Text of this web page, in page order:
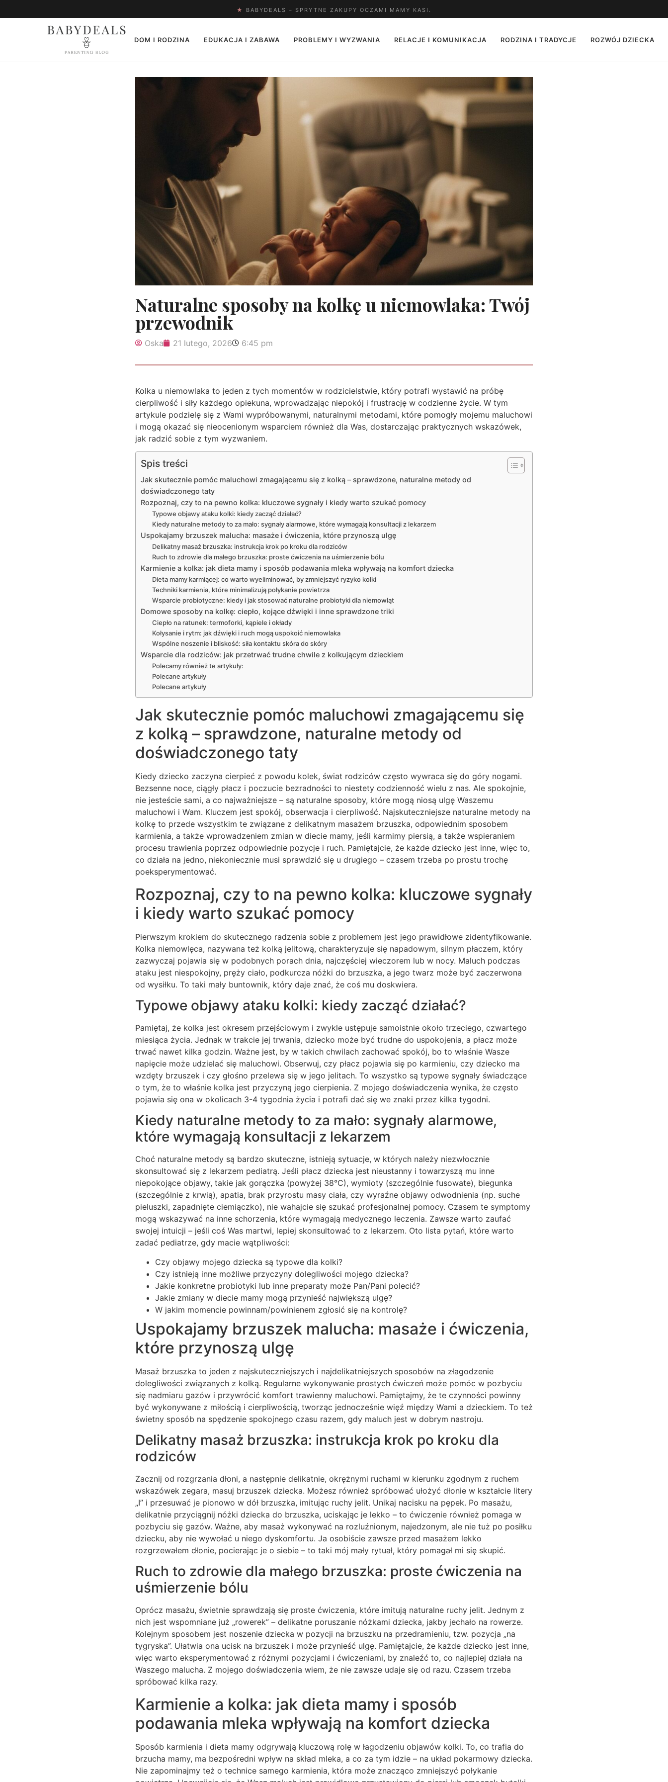
★ BABYDEALS – SPRYTNE ZAKUPY OCZAMI MAMY KASI.
DOM I RODZINA EDUKACJA I ZABAWA PROBLEMY I WYZWANIA RELACJE I KOMUNIKACJA RODZINA I TRADYCJE ROZWÓJ DZIECKA
Naturalne sposoby na kolkę u niemowlaka: Twój
przewodnik
Oska 21 lutego, 2026 6:45 pm
Kolka u niemowlaka to jeden z tych momentów w rodzicielstwie, który potrafi wystawić na próbę
cierpliwość i siły każdego opiekuna, wprowadzając niepokój i frustrację w codzienne życie. W tym
artykule podzielę się z Wami wypróbowanymi, naturalnymi metodami, które pomogły mojemu maluchowi
i mogą okazać się nieocenionym wsparciem również dla Was, dostarczając praktycznych wskazówek,
jak radzić sobie z tym wyzwaniem.
Spis treści
Jak skutecznie pomóc maluchowi zmagającemu się z kolką – sprawdzone, naturalne metody od
doświadczonego taty
Rozpoznaj, czy to na pewno kolka: kluczowe sygnały i kiedy warto szukać pomocy
Typowe objawy ataku kolki: kiedy zacząć działać?
Kiedy naturalne metody to za mało: sygnały alarmowe, które wymagają konsultacji z lekarzem
Uspokajamy brzuszek malucha: masaże i ćwiczenia, które przynoszą ulgę
Delikatny masaż brzuszka: instrukcja krok po kroku dla rodziców
Ruch to zdrowie dla małego brzuszka: proste ćwiczenia na uśmierzenie bólu
Karmienie a kolka: jak dieta mamy i sposób podawania mleka wpływają na komfort dziecka
Dieta mamy karmiącej: co warto wyeliminować, by zmniejszyć ryzyko kolki
Techniki karmienia, które minimalizują połykanie powietrza
Wsparcie probiotyczne: kiedy i jak stosować naturalne probiotyki dla niemowląt
Domowe sposoby na kolkę: ciepło, kojące dźwięki i inne sprawdzone triki
Ciepło na ratunek: termoforki, kąpiele i okłady
Kołysanie i rytm: jak dźwięki i ruch mogą uspokoić niemowlaka
Wspólne noszenie i bliskość: siła kontaktu skóra do skóry
Wsparcie dla rodziców: jak przetrwać trudne chwile z kolkującym dzieckiem
Polecamy również te artykuły:
Polecane artykuły
Polecane artykuły
Jak skutecznie pomóc maluchowi zmagającemu się
z kolką – sprawdzone, naturalne metody od
doświadczonego taty
Kiedy dziecko zaczyna cierpieć z powodu kolek, świat rodziców często wywraca się do góry nogami.
Bezsenne noce, ciągły płacz i poczucie bezradności to niestety codzienność wielu z nas. Ale spokojnie,
nie jesteście sami, a co najważniejsze – są naturalne sposoby, które mogą niosą ulgę Waszemu
maluchowi i Wam. Kluczem jest spokój, obserwacja i cierpliwość. Najskuteczniejsze naturalne metody na
kolkę to przede wszystkim te związane z delikatnym masażem brzuszka, odpowiednim sposobem
karmienia, a także wprowadzeniem zmian w diecie mamy, jeśli karmimy piersią, a także wspieraniem
procesu trawienia poprzez odpowiednie pozycje i ruch. Pamiętajcie, że każde dziecko jest inne, więc to,
co działa na jedno, niekoniecznie musi sprawdzić się u drugiego – czasem trzeba po prostu trochę
poeksperymentować.
Rozpoznaj, czy to na pewno kolka: kluczowe sygnały
i kiedy warto szukać pomocy
Pierwszym krokiem do skutecznego radzenia sobie z problemem jest jego prawidłowe zidentyfikowanie.
Kolka niemowlęca, nazywana też kolką jelitową, charakteryzuje się napadowym, silnym płaczem, który
zazwyczaj pojawia się w podobnych porach dnia, najczęściej wieczorem lub w nocy. Maluch podczas
ataku jest niespokojny, pręży ciało, podkurcza nóżki do brzuszka, a jego twarz może być zaczerwona
od wysiłku. To taki mały buntownik, który daje znać, że coś mu doskwiera.
Typowe objawy ataku kolki: kiedy zacząć działać?
Pamiętaj, że kolka jest okresem przejściowym i zwykle ustępuje samoistnie około trzeciego, czwartego
miesiąca życia. Jednak w trakcie jej trwania, dziecko może być trudne do uspokojenia, a płacz może
trwać nawet kilka godzin. Ważne jest, by w takich chwilach zachować spokój, bo to właśnie Wasze
napięcie może udzielać się maluchowi. Obserwuj, czy płacz pojawia się po karmieniu, czy dziecko ma
wzdęty brzuszek i czy głośno przelewa się w jego jelitach. To wszystko są typowe sygnały świadczące
o tym, że to właśnie kolka jest przyczyną jego cierpienia. Z mojego doświadczenia wynika, że często
pojawia się ona w okolicach 3-4 tygodnia życia i potrafi dać się we znaki przez kilka tygodni.
Kiedy naturalne metody to za mało: sygnały alarmowe,
które wymagają konsultacji z lekarzem
Choć naturalne metody są bardzo skuteczne, istnieją sytuacje, w których należy niezwłocznie
skonsultować się z lekarzem pediatrą. Jeśli płacz dziecka jest nieustanny i towarzyszą mu inne
niepokojące objawy, takie jak gorączka (powyżej 38°C), wymioty (szczególnie fusowate), biegunka
(szczególnie z krwią), apatia, brak przyrostu masy ciała, czy wyraźne objawy odwodnienia (np. suche
pieluszki, zapadnięte ciemiączko), nie wahajcie się szukać profesjonalnej pomocy. Czasem te symptomy
mogą wskazywać na inne schorzenia, które wymagają medycznego leczenia. Zawsze warto zaufać
swojej intuicji – jeśli coś Was martwi, lepiej skonsultować to z lekarzem. Oto lista pytań, które warto
zadać pediatrze, gdy macie wątpliwości:
Czy objawy mojego dziecka są typowe dla kolki?
Czy istnieją inne możliwe przyczyny dolegliwości mojego dziecka?
Jakie konkretne probiotyki lub inne preparaty może Pan/Pani polecić?
Jakie zmiany w diecie mamy mogą przynieść największą ulgę?
W jakim momencie powinnam/powinienem zgłosić się na kontrolę?
Uspokajamy brzuszek malucha: masaże i ćwiczenia,
które przynoszą ulgę
Masaż brzuszka to jeden z najskuteczniejszych i najdelikatniejszych sposobów na złagodzenie
dolegliwości związanych z kolką. Regularne wykonywanie prostych ćwiczeń może pomóc w pozbyciu
się nadmiaru gazów i przywrócić komfort trawienny maluchowi. Pamiętajmy, że te czynności powinny
być wykonywane z miłością i cierpliwością, tworząc jednocześnie więź między Wami a dzieckiem. To też
świetny sposób na spędzenie spokojnego czasu razem, gdy maluch jest w dobrym nastroju.
Delikatny masaż brzuszka: instrukcja krok po kroku dla
rodziców
Zacznij od rozgrzania dłoni, a następnie delikatnie, okrężnymi ruchami w kierunku zgodnym z ruchem
wskazówek zegara, masuj brzuszek dziecka. Możesz również spróbować ułożyć dłonie w kształcie litery
„I” i przesuwać je pionowo w dół brzuszka, imitując ruchy jelit. Unikaj nacisku na pępek. Po masażu,
delikatnie przyciągnij nóżki dziecka do brzuszka, uciskając je lekko – to ćwiczenie również pomaga w
pozbyciu się gazów. Ważne, aby masaż wykonywać na rozluźnionym, najedzonym, ale nie tuż po posiłku
dziecku, aby nie wywołać u niego dyskomfortu. Ja osobiście zawsze przed masażem lekko
rozgrzewałem dłonie, pocierając je o siebie – to taki mój mały rytuał, który pomagał mi się skupić.
Ruch to zdrowie dla małego brzuszka: proste ćwiczenia na
uśmierzenie bólu
Oprócz masażu, świetnie sprawdzają się proste ćwiczenia, które imitują naturalne ruchy jelit. Jednym z
nich jest wspomniane już „rowerek” – delikatne poruszanie nóżkami dziecka, jakby jechało na rowerze.
Kolejnym sposobem jest noszenie dziecka w pozycji na brzuszku na przedramieniu, tzw. pozycja „na
tygryska”. Ułatwia ona ucisk na brzuszek i może przynieść ulgę. Pamiętajcie, że każde dziecko jest inne,
więc warto eksperymentować z różnymi pozycjami i ćwiczeniami, by znaleźć to, co najlepiej działa na
Waszego malucha. Z mojego doświadczenia wiem, że nie zawsze udaje się od razu. Czasem trzeba
spróbować kilka razy.
Karmienie a kolka: jak dieta mamy i sposób
podawania mleka wpływają na komfort dziecka
Sposób karmienia i dieta mamy odgrywają kluczową rolę w łagodzeniu objawów kolki. To, co trafia do
brzucha mamy, ma bezpośredni wpływ na skład mleka, a co za tym idzie – na układ pokarmowy dziecka.
Nie zapominajmy też o technice samego karmienia, która może znacząco zmniejszyć połykanie